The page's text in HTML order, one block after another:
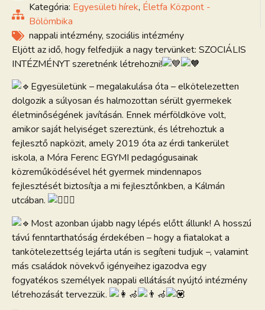
Kategória: Egyesületi hírek, Életfa Központ -
Bölömbika
nappali intézmény, szociális intézmény
Eljött az idő, hogy felfedjük a nagy tervünket: SZOCIÁLIS
INTÉZMÉNYT szeretnénk létrehozni!
Egyesületünk – megalakulása óta – elkötelezetten
dolgozik a súlyosan és halmozottan sérült gyermekek
életminőségének javításán. Ennek mérföldköve volt,
amikor saját helyiséget szereztünk, és létrehoztuk a
fejlesztő napközit, amely 2019 óta az érdi tankerület
iskola, a Móra Ferenc EGYMI pedagógusainak
közreműködésével hét gyermek mindennapos
fejlesztését biztosítja a mi fejlesztőnkben, a Kálmán
utcában.
Most azonban újabb nagy lépés előtt állunk! A hosszú
távú fenntarthatóság érdekében – hogy a fiatalokat a
tankötelezettség lejárta után is segíteni tudjuk –, valamint
más családok növekvő igényeihez igazodva egy
fogyatékos személyek nappali ellátását nyújtó intézmény
létrehozását tervezzük.